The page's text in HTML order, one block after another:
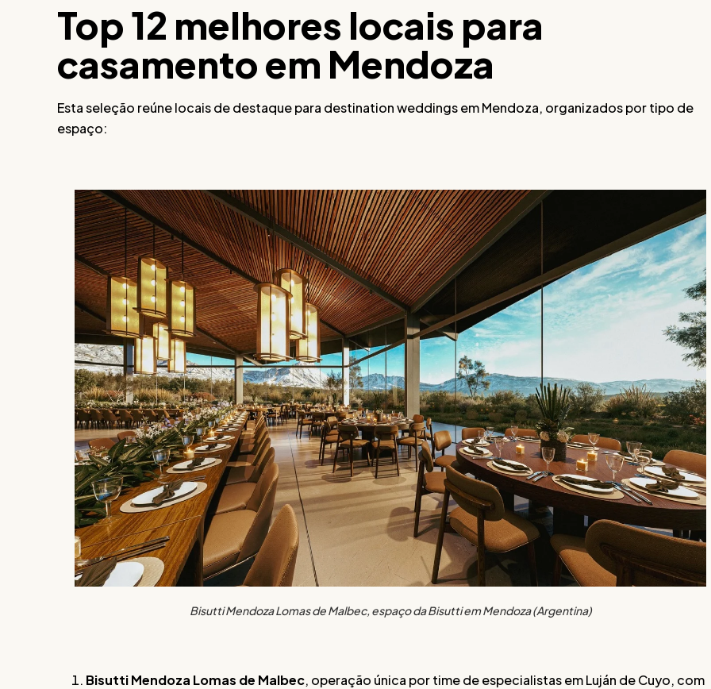
Top 12 melhores locais para
casamento em Mendoza
Esta seleção reúne locais de destaque para destination weddings em Mendoza, organizados por tipo de
espaço:
Bisutti Mendoza Lomas de Malbec, espaço da Bisutti em Mendoza (Argentina)
Bisutti Mendoza Lomas de Malbec, operação única por time de especialistas em Luján de Cuyo, com